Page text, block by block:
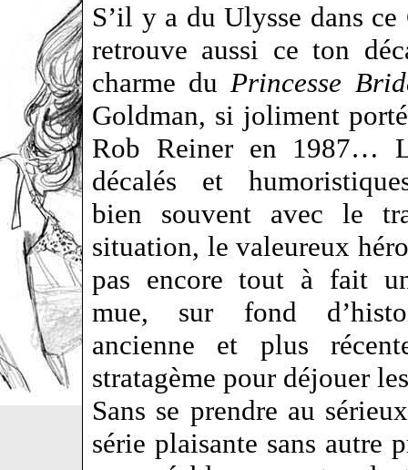
S’il y a du Ulysse dans
retrouve aussi ce ton
charme duPrincesse
Goldman, si joliment
Rob Reiner en 1987…
décalés et
bien souvent avec le
situation, le valeureux
pas encore tout à fait
mue, sur fond
ancienne et plus
stratagème pour déjouer
Sans se prendre au
série plaisante sans autre